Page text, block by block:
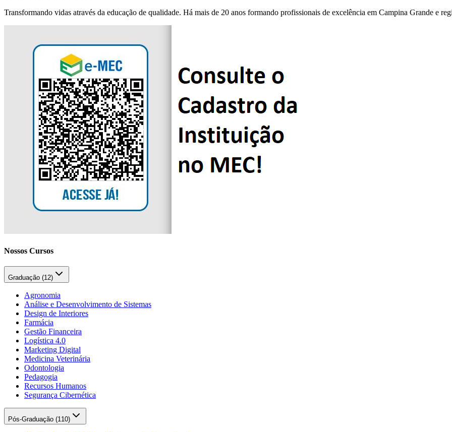
Transformando vidas através da educação de qualidade. Há mais de 20 anos formando profissionais de excelência em Campina Grande e
Nossos Cursos
Graduação (12)
Agronomia
Análise e Desenvolvimento de Sistemas
Design de Interiores
Farmácia
Gestão Financeira
Logística 4.0
Marketing Digital
Medicina Veterinária
Odontologia
Pedagogia
Recursos Humanos
Segurança Cibernética
Pós-Graduação (110)